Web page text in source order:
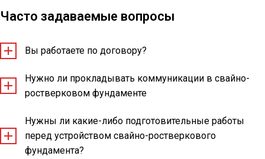
Часто задаваемые вопросы
Вы работаете по договору?
Нужно ли прокладывать коммуникации в свайно-
ростверковом фундаменте
Нужны ли какие-либо подготовительные работы
перед устройством свайно-ростверкового
фундамента?